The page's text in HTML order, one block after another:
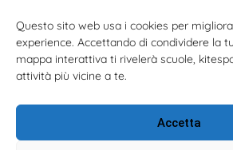
Questo sito web usa i cookies per
experience. Accettando di condividere la
mappa interattiva ti rivelerà scuole,
attività più vicine a te.
Accetta